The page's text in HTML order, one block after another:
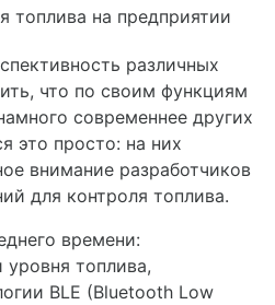
различных
что по своим функциям
современнее других
это просто: на них
внимание разработчиков
для контроля топлива.
времени:
топлива,
BLE (Bluetooth Low